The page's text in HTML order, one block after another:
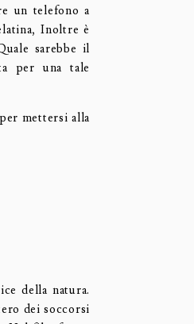
un telefono a
Inoltre è
sarebbe il
per una tale
mettersi alla
della natura.
dei soccorsi